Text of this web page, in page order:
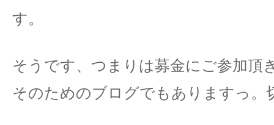
す。
そうです、つまりは募金にご参加頂
そのためのブログでもありますっ